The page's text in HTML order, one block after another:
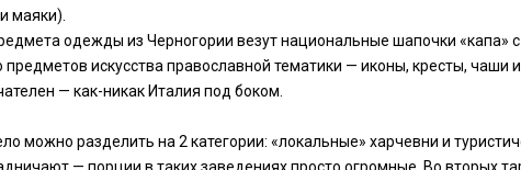
маяки).
одежды из Черногории везут национальные шапочки «капа»
искусства православной тематики — иконы, кресты,
— как-никак Италия под боком.
можно разделить на 2 категории: «локальные» харчевни и